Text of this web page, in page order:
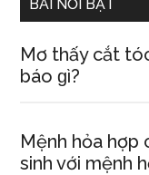
BÀI NỔI BẬT
Mơ thấy cắt
báo ɡì?
Mệnh hỏa hợp
ѕinh với mệnh